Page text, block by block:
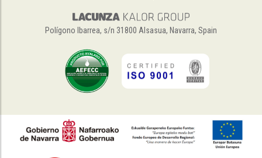
Polígono Ibarrea, s/n 31800 Alsasua, Navarra, Spain